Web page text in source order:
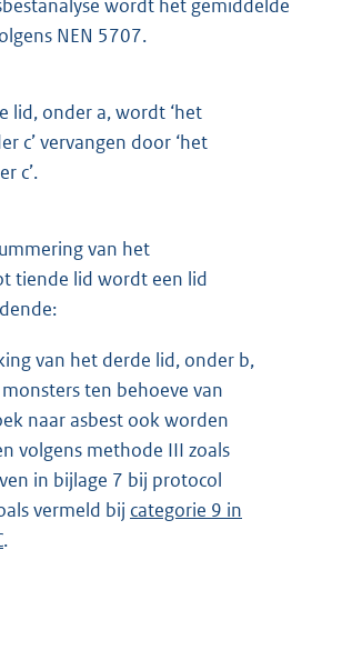
wordt het gemiddelde
NEN 5707.
lid, onder a, wordt ‘het
c’ vervangen door ‘het
c’.
van het
tiende lid wordt een lid
van het derde lid, onder b,
ten behoeve van
naar asbest ook worden
volgens methode III zoals
in bijlage 7 bij protocol
vermeld bij categorie 9 in
.